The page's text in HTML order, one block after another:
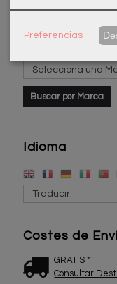
Marcas
Idioma
Costes de
GRATIS *
Consultar
Preferencias